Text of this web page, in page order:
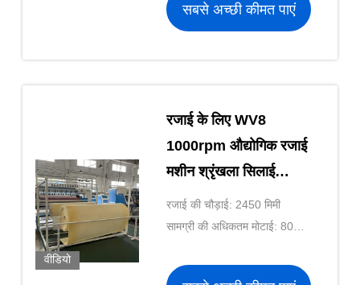
सबसे अच्छी कीमत पाएं
वीडियो
रजाई के लिए WV8
1000rpm औद्योगिक रजाई
मशीन श्रृंखला सिलाई
ZOLYTECH गद्दे मशीनरी
रजाई की चौड़ाई: 2450 मिमी
सामग्री की अधिकतम मोटाई: 80